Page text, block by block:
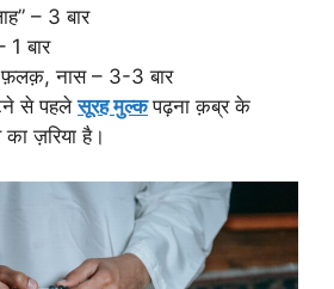
– 3 बार
बार
नास – 3-3 बार
से पहलेसूरह मुल्क पढ़ना क़ब्र के
ज़रिया है।